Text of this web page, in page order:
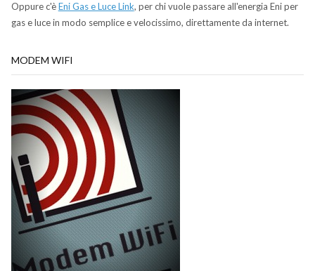
Oppure c'èEni Gas e Luce Link, per chi vuole passare all'energia Eni per
gas e luce in modo semplice e velocissimo, direttamente da internet.
MODEM WIFI